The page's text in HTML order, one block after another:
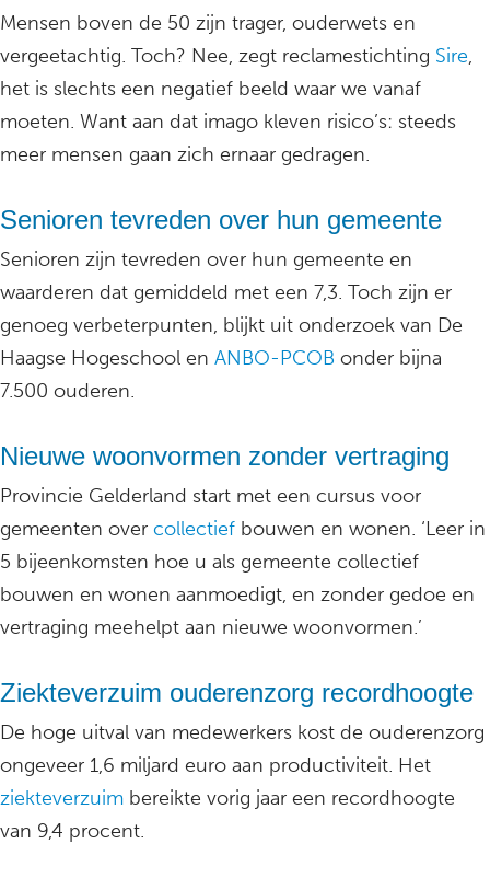
Mensen boven de 50 zijn trager, ouderwets en
vergeetachtig. Toch? Nee, zegt reclamestichting Sire,
het is slechts een negatief beeld waar we vanaf
moeten. Want aan dat imago kleven risico’s: steeds
meer mensen gaan zich ernaar gedragen.
Senioren tevreden over hun gemeente
Senioren zijn tevreden over hun gemeente en
waarderen dat gemiddeld met een 7,3. Toch zijn er
genoeg verbeterpunten, blijkt uit onderzoek van De
Haagse Hogeschool en ANBO-PCOB onder bijna
7.500 ouderen.
Nieuwe woonvormen zonder vertraging
Provincie Gelderland start met een cursus voor
gemeenten over collectief bouwen en wonen. ‘Leer in
5 bijeenkomsten hoe u als gemeente collectief
bouwen en wonen aanmoedigt, en zonder gedoe en
vertraging meehelpt aan nieuwe woonvormen.’
Ziekteverzuim ouderenzorg recordhoogte
De hoge uitval van medewerkers kost de ouderenzorg
ongeveer 1,6 miljard euro aan productiviteit. Het
ziekteverzuim bereikte vorig jaar een recordhoogte
van 9,4 procent.